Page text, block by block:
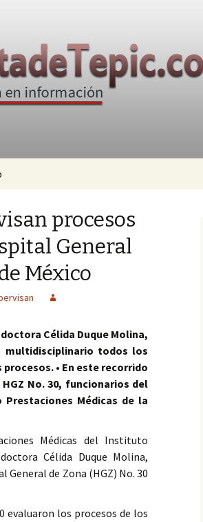
procesos
General
México
Célida Duque Molina,
multidisciplinario todos los
• En este recorrido
No. 30, funcionarios del
Médicas de la
Médicas del Instituto
Célida Duque Molina,
de Zona (HGZ) No. 30
evaluaron los procesos de los